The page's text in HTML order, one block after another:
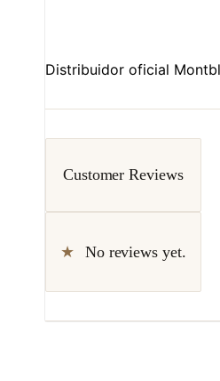
Distribuidor oficial
Customer Reviews
No reviews yet.